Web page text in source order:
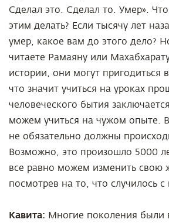
Сделал это. Сделал то. Умер».
этим делать? Если тысячу лет
умер, какое вам до этого дело?
читаете Рамаяну или
истории, они могут пригодиться
что значит учиться на уроках
человеческого бытия
можем учиться на чужом опыте.
не обязательно должны
Возможно, это произошло 5000
все равно можем изменить свою
посмотрев на то, что случилось
Кавита: Многие поколения были